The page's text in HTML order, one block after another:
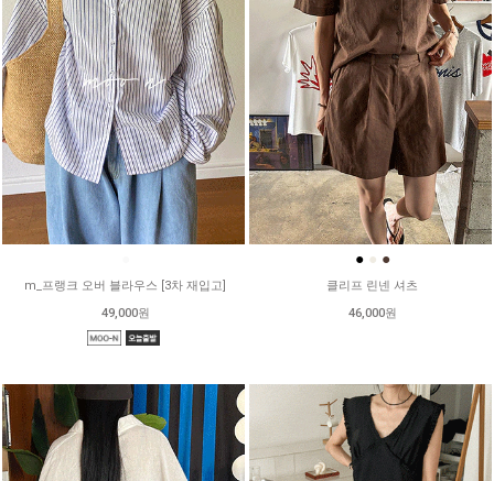
m_프랭크 오버 블라우스 [3차 재입고]
49,000원
● ● ●
클리프 린넨 셔츠
46,000원